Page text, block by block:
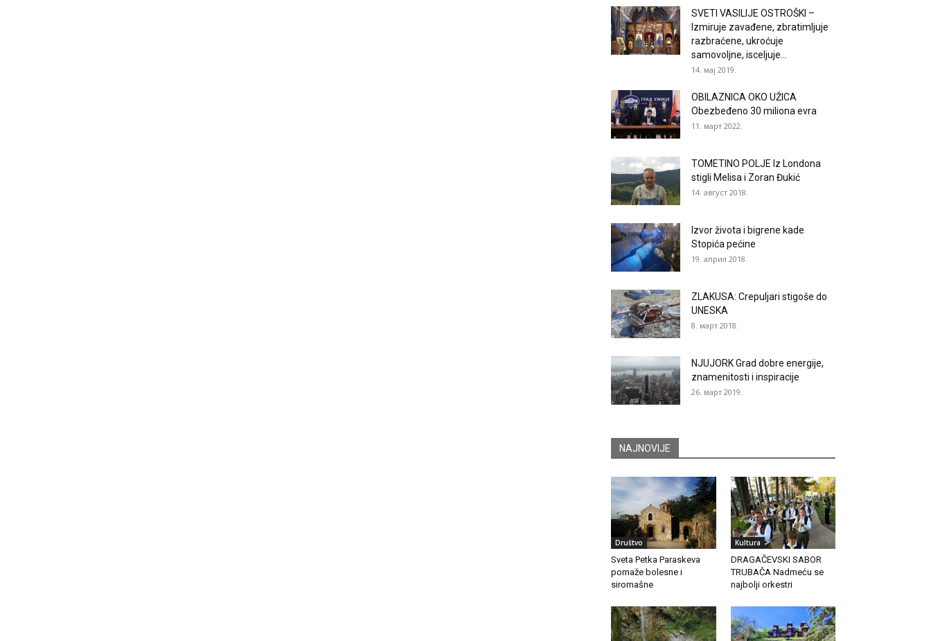
SVETI VASILIJE OSTROŠKI –
Izmiruje zavađene, zbratimljuje
razbraćene, ukroćuje
samovoljne, isceljuje...
14. мај 2019.
OBILAZNICA OKO UŽICA
Obezbeđeno 30 miliona evra
11. март 2022.
TOMETINO POLJE Iz Londona
stigli Melisa i Zoran Đukić
14. август 2018.
Izvor života i bigrene kade
Stopića pećine
19. април 2018.
ZLAKUSA: Crepuljari stigoše do
UNESKA
8. март 2018.
NJUJORK Grad dobre energije,
znamenitosti i inspiracije
26. март 2019.
NAJNOVIJE
Društvo
Sveta Petka Paraskeva
pomaže bolesne i
siromašne
Kultura
DRAGAČEVSKI SABOR
TRUBAČA Nadmeću se
najbolji orkestri